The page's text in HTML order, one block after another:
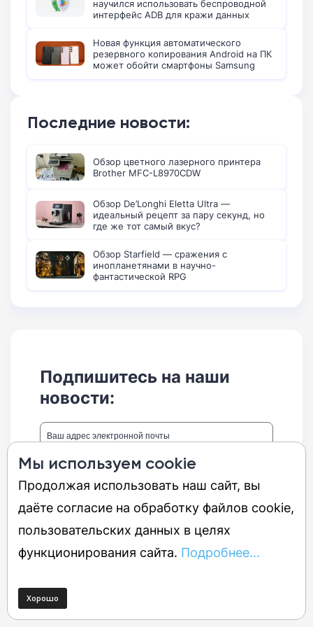
научился использовать беспроводной
интерфейс ADB для кражи данных
Новая функция автоматического
резервного копирования Android на ПК
может обойти смартфоны Samsung
Последние новости:
Обзор цветного лазерного принтера
Brother MFC-L8970CDW
Обзор De’Longhi Eletta Ultra —
идеальный рецепт за пару секунд, но
где же тот самый вкус?
Обзор Starfield — сражения с
инопланетянами в научно-
фантастической RPG
Подпишитесь на наши
новости:
Получать ежедневно
Получать еженедельно
Подписаться
», вы принимаете
«Пользовательское соглашение»и даёте согласие с « Политикой
обработки персональных данных »
Мы используем cookie
Продолжая использовать наш сайт, вы
даёте согласие на обработку файлов cookie,
пользовательских данных в целях
функционирования сайта. Подробнее...